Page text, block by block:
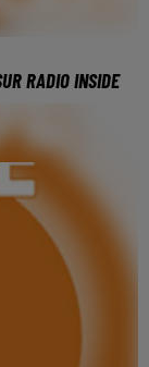
RADIO INSIDE